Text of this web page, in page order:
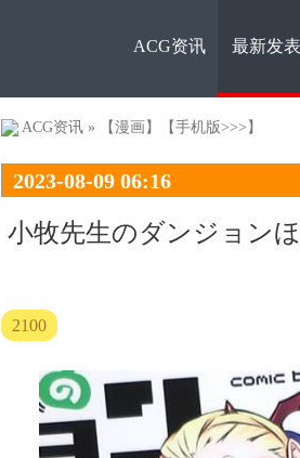
ACG资
讯
ACG资讯 最新发表
ACG资讯 » 【漫画】 【手机版>>>】
2023-08-09 06:16
小牧先生のダンジョン
2100